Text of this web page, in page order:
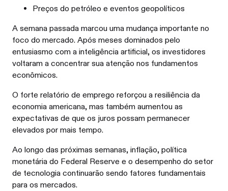
Preços do petróleo e eventos geopolíticos
A semana passada marcou uma mudança importante no
foco do mercado. Após meses dominados pelo
entusiasmo com a inteligência artificial, os investidores
voltaram a concentrar sua atenção nos fundamentos
econômicos.
O forte relatório de emprego reforçou a resiliência da
economia americana, mas também aumentou as
expectativas de que os juros possam permanecer
elevados por mais tempo.
Ao longo das próximas semanas, inflação, política
monetária do Federal Reserve e o desempenho do setor
de tecnologia continuarão sendo fatores fundamentais
para os mercados.